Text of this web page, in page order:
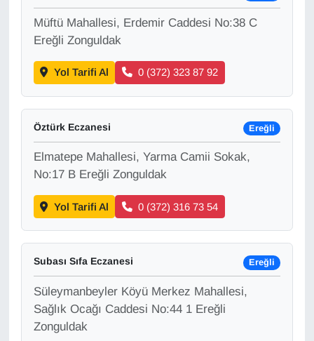
Müftü Mahallesi, Erdemir Caddesi No:38 C
Ereğli Zonguldak
Yol Tarifi Al 0 (372) 323 87 92
Öztürk Eczanesi Ereğli
Elmatepe Mahallesi, Yarma Camii Sokak,
No:17 B Ereğli Zonguldak
Yol Tarifi Al 0 (372) 316 73 54
Subası Sıfa Eczanesi Ereğli
Süleymanbeyler Köyü Merkez Mahallesi,
Sağlık Ocağı Caddesi No:44 1 Ereğli
Zonguldak
Gündem
Haber
HABERDE İNSAN
İngilizce
Kadın
Kültür & Sanat
KURDÎ
MAGAZİN